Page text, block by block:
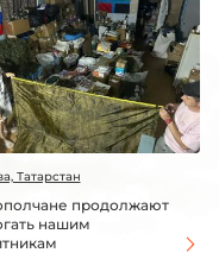
Татарстан
продолжают
нашим